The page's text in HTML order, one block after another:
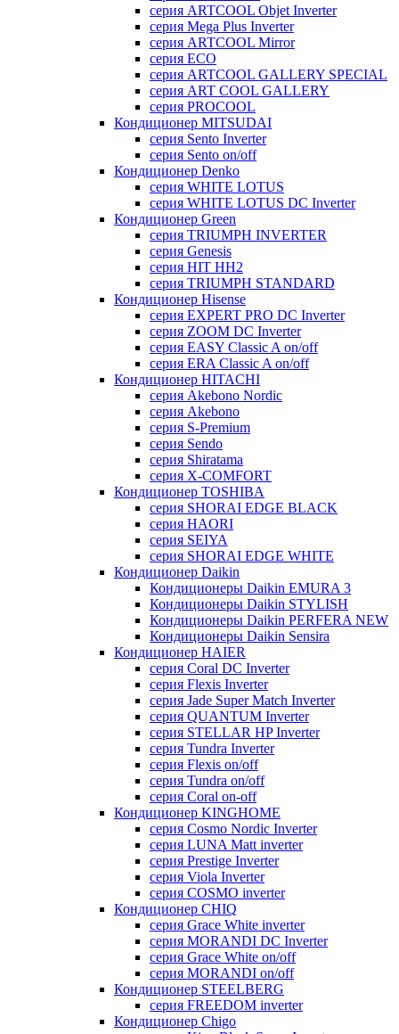
серия ARTCOOL Objet Inverter
серия Mega Plus Inverter
серия ARTCOOL Mirror
серия ECO
серия ARTCOOL GALLERY SPECIAL
серия ART COOL GALLERY
серия PROCOOL
Кондиционер MITSUDAI
серия Sento Inverter
серия Sento on/off
Кондиционер Denko
серия WHITE LOTUS
серия WHITE LOTUS DC Inverter
Кондиционер Green
серия TRIUMPH INVERTER
серия Genesis
серия HIT HH2
серия TRIUMPH STANDARD
Кондиционер Hisense
серия EXPERT PRO DC Inverter
серия ZOOM DC Inverter
серия EASY Classic A on/off
серия ERA Classic A on/off
Кондиционер HITACHI
cерия Akebono Nordic
серия Akebono
серия S-Premium
серия Sendo
серия Shiratama
серия X-COMFORT
Кондиционер TOSHIBA
серия SHORAI EDGE BLACK
серия HAORI
серия SEIYA
серия SHORAI EDGE WHITE
Кондиционер Daikin
Кондиционеры Daikin EMURA 3
Кондиционеры Daikin STYLISH
Кондиционеры Daikin PERFERA NEW
Кондиционеры Daikin Sensira
Кондиционер HAIER
серия Coral DC Inverter
серия Flexis Inverter
серия Jade Super Match Inverter
серия QUANTUM Inverter
серия STELLAR HP Inverter
серия Tundra Inverter
серия Flexis on/off
серия Tundra on/off
серия Coral on-off
Кондиционер KINGHOME
серия Cosmo Nordic Inverter
серия LUNA Matt inverter
серия Prestige Inverter
серия Viola Inverter
серия COSMO inverter
Кондиционер CHIQ
серия Grace White inverter
серия MORANDI DC Inverter
серия Grace White on/off
серия MORANDI on/off
Кондиционер STEELBERG
серия FREEDOM inverter
Кондиционер Chigo